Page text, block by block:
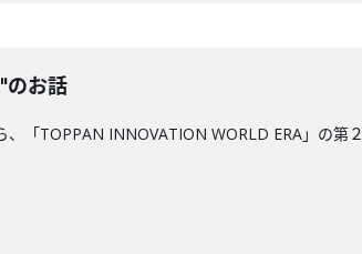
のお話
、「TOPPAN INNOVATION WORLD ERA」の